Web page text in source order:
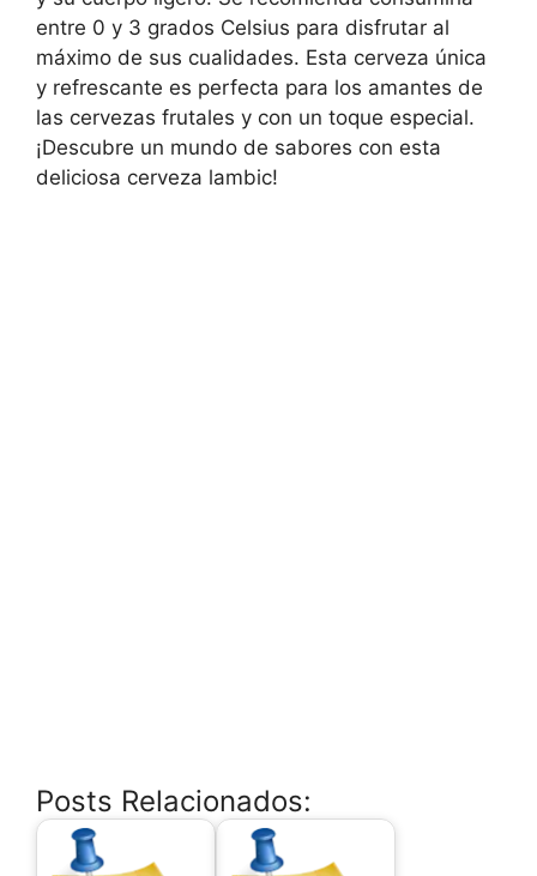
entre 0 y 3 grados Celsius para disfrutar al
máximo de sus cualidades. Esta cerveza única
y refrescante es perfecta para los amantes de
las cervezas frutales y con un toque especial.
¡Descubre un mundo de sabores con esta
deliciosa cerveza lambic!
Posts Relacionados: